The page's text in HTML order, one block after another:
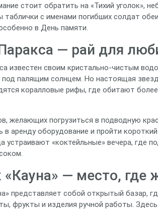
стоит обратить на «Тихий уголок»,
таблички с именами погибших солдат
в День памяти.
— рай для
известен своим кристально‑чистым
под палящим солнцем. Но настоящая
коралловые рифы, где обитают
желающих погрузиться в подводную
в аренду оборудование и пройти
устраивают «коктейльные» вечера, где
— место, где
представляет собой открытый базар,
фрукты и изделия ручной работы.